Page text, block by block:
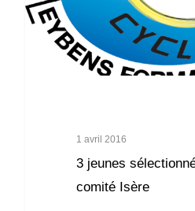
1 avril 2016
3 jeunes
comité Isère